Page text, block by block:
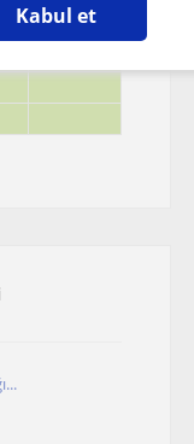
Kabul et